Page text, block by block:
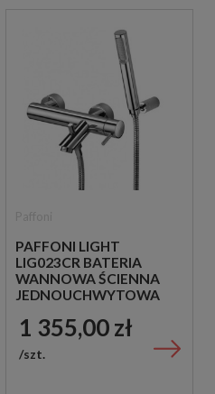
PAFFONI LIGHT
LIG023CR BATERIA
WANNOWA ŚCIENNA
JEDNOUCHWYTOWA
1 355,00 zł
szt.